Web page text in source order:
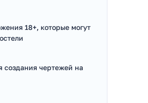
18+, которые могут
создания чертежей на